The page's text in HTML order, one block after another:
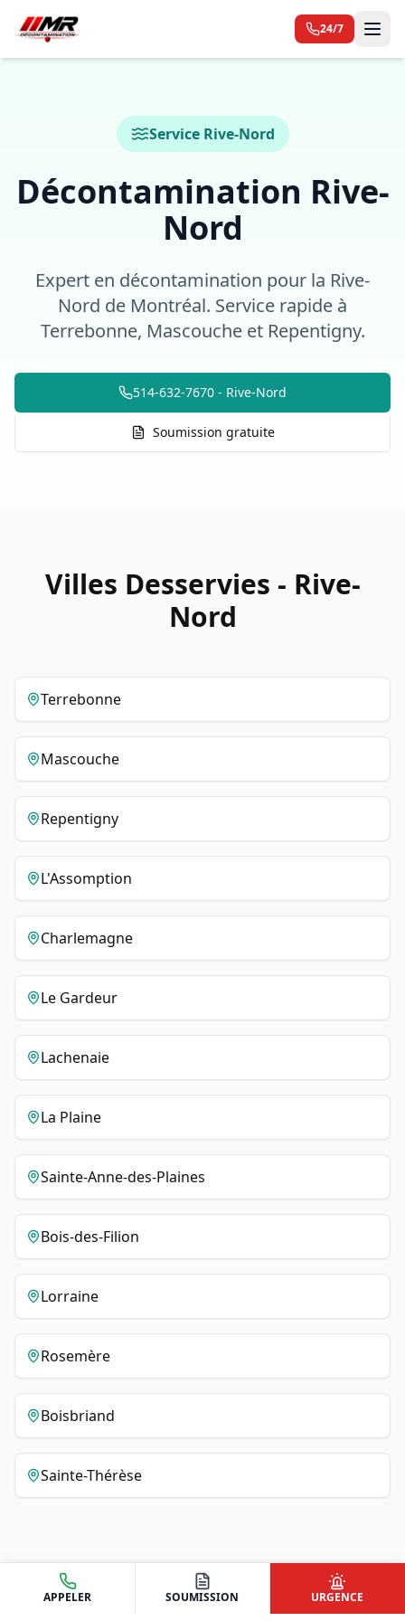
24/7
Service Rive-Nord
Décontamination Rive-
Nord
Expert en décontamination pour la Rive-
Nord de Montréal. Service rapide à
Terrebonne, Mascouche et Repentigny.
514-632-7670 - Rive-Nord
Soumission gratuite
Villes Desservies - Rive-
Nord
Terrebonne
Mascouche
Repentigny
L'Assomption
Charlemagne
Le Gardeur
Lachenaie
La Plaine
Sainte-Anne-des-Plaines
Bois-des-Filion
Lorraine
Rosemère
Boisbriand
Sainte-Thérèse
APPELER SOUMISSION URGENCE